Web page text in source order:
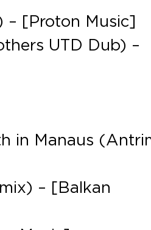
– [Proton Music]
UTD Dub) –
in Manaus
– [Balkan